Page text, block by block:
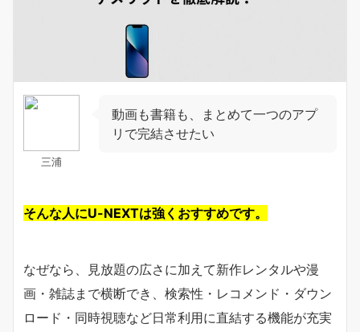
三浦
動画も書籍も、まとめて一つのアプ
リで完結させたい
そんな人にU-NEXTは強くおすすめです。
なぜなら、見放題の広さに加えて新作レンタルや漫
画・雑誌まで横断でき、検索性・レコメンド・ダウン
ロード・同時視聴など日常利用に直結する機能が充実